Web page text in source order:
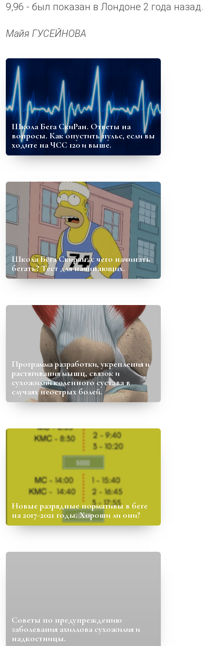
9,96 - был показан в Лондоне 2 года назад.
Майя ГУСЕЙНОВА
Школа Бега СкиРан. Ответы на
вопросы. Как опустить пульс, если вы
ходите на ЧСС 120 и выше.
Школа Бега Скиран: с чего начинать
бегать? Тест для начинающих.
Программа разработки, укрепления и
растягивания мышц, связок и
сухожилий коленного сустава в
случаях неострых болей.
Новые разрядные нормативы в беге
на 2017-2021 годы. Хороши ли они?
Советы по предупреждению
заболевания ахиллова сухожилия и
надкостницы.